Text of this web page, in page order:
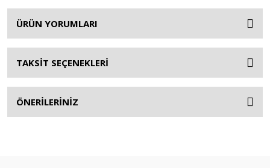
ÜRÜN YORUMLARI
TAKSİT SEÇENEKLERİ
ÖNERİLERİNİZ